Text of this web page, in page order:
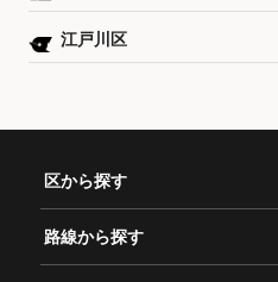
江戸川区
区から探す
路線から探す